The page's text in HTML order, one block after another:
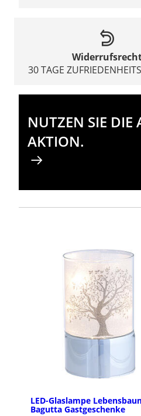
30 TAGE
NUTZEN SIE DIE
AKTION.
LED-Glaslampe
Bagutta Gastgeschenke